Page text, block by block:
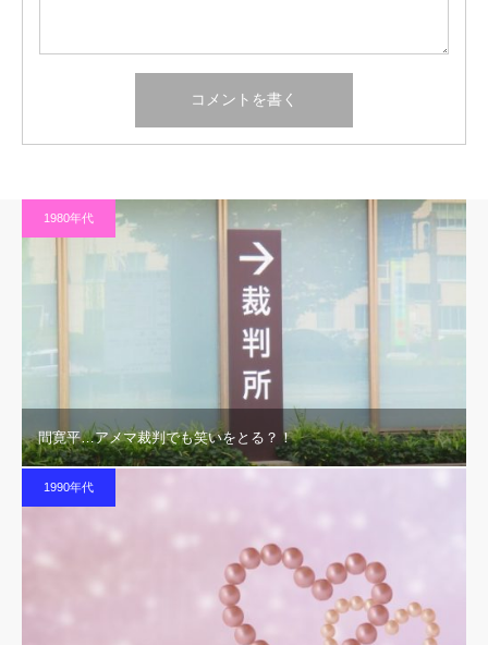
1980年代
間寛平…アメマ裁判でも笑いをとる？！
1990年代